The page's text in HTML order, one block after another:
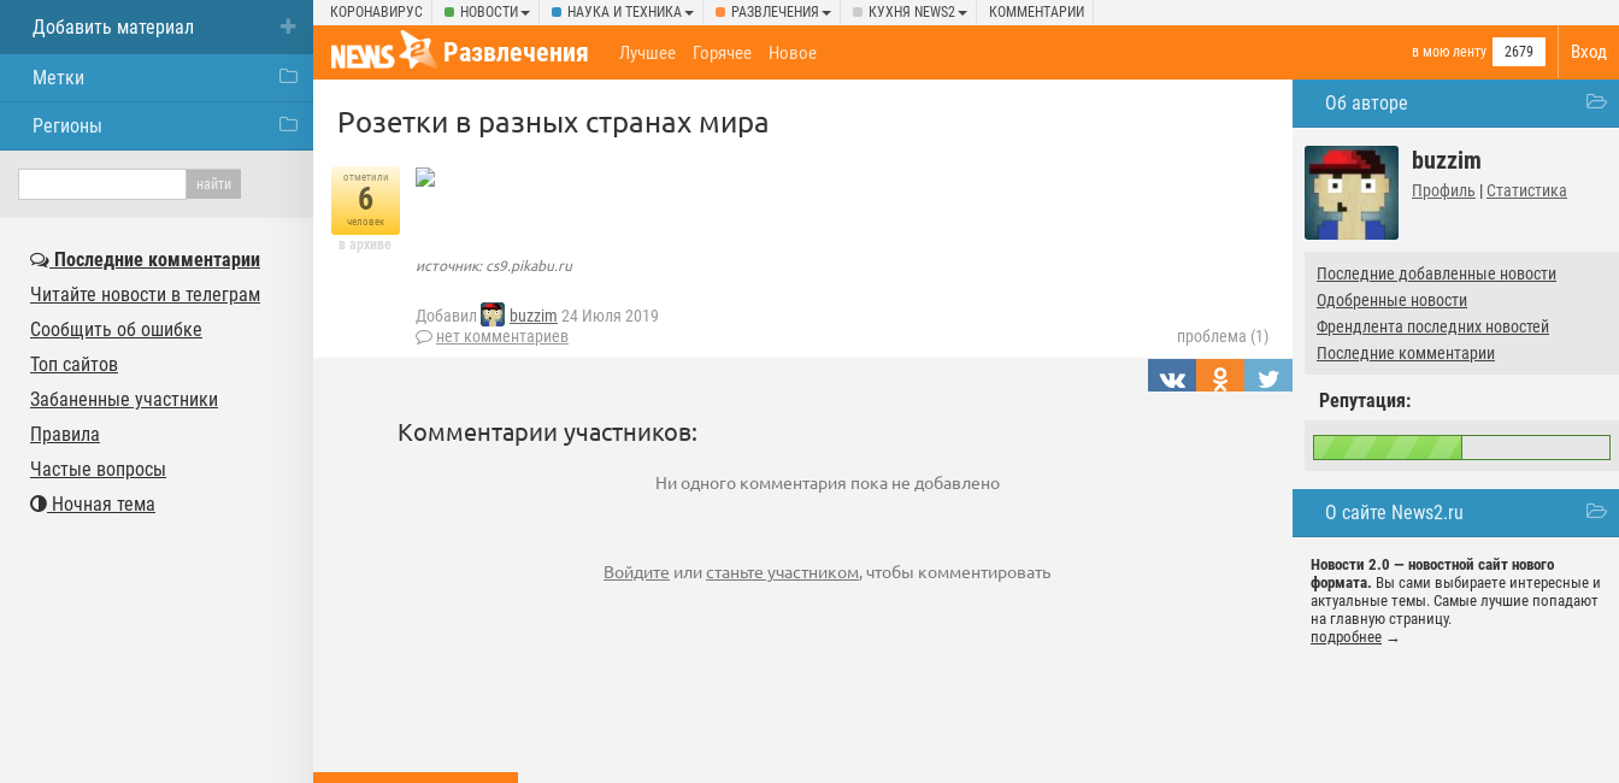
КОРОНАВИРУС НОВОСТИ НАУКА И ТЕХНИКА РАЗВЛЕЧЕНИЯ КУХНЯ NEWS2 КОММЕНТАРИИ
Вход
Развлечения в мою ленту 2679
Лучшее Горячее Новое
Об авторе
buzzim
Профиль | Статистика
Последние добавленные новости
Одобренные новости
Френдлента последних новостей
Последние комментарии
Репутация:
О сайте News2.ru
Новости 2.0 — новостной сайт нового
формата. Вы сами выбираете интересные и
актуальные темы. Самые лучшие попадают
на главную страницу.
подробнее →
Розетки в разных странах мира
отметили
6
человек
в архиве
источник: cs9.pikabu.ru
Добавил buzzim 24 Июля 2019
нет комментариев
проблема (1)
Комментарии участников:
Ни одного комментария пока не добавлено
Войдите илистаньте участником, чтобы комментировать
Добавить материал
Метки
Регионы
Последние комментарии
Читайте новости в телеграм
Сообщить об ошибке
Топ сайтов
Забаненные участники
Правила
Частые вопросы
Ночная тема